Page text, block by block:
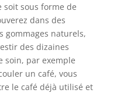
soit sous forme de
dans des
gommages naturels,
des dizaines
soin, par exemple
un café, vous
le café déjà utilisé et